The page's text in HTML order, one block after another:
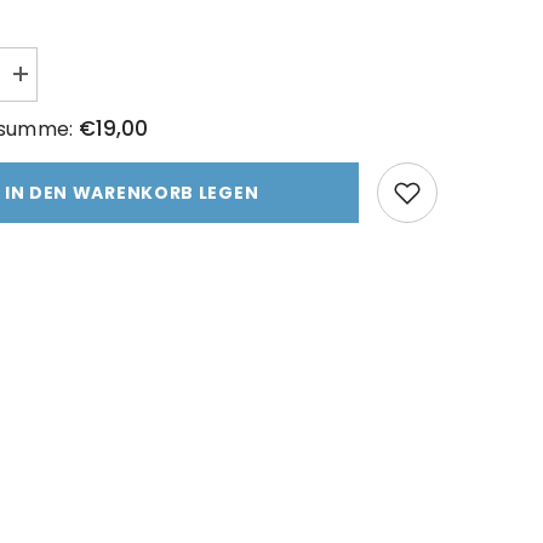
Menge
erhöhen
EXIT
habe
getötet
€19,00
IN DEN WARENKORB LEGEN